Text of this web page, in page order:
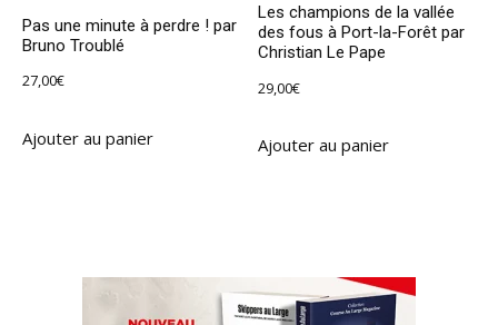
Pas une minute à perdre ! par
Bruno Troublé
27,00€
Ajouter au panier
Les champions de la vallée
des fous à Port-la-Forêt par
Christian Le Pape
29,00€
Ajouter au panier